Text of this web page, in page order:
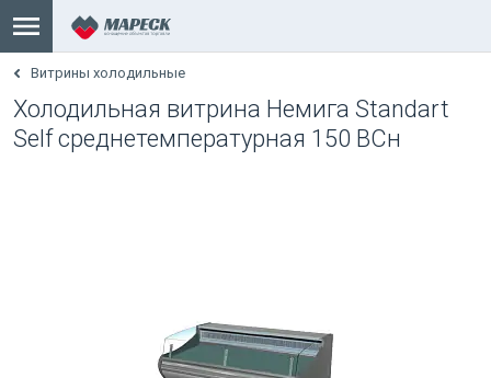
Витрины холодильные
Холодильная витрина Немига Standart
Self среднетемпературная 150 ВСн